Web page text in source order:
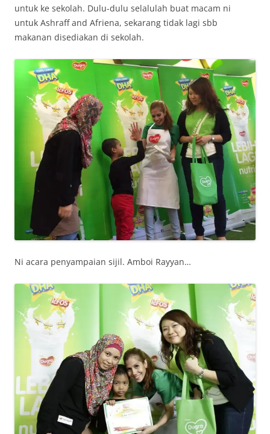
untuk ke sekolah. Dulu-dulu selalulah buat macam ni
untuk Ashraff and Afriena, sekarang tidak lagi sbb
makanan disediakan di sekolah.
Ni acara penyampaian sijil. Amboi Rayyan…